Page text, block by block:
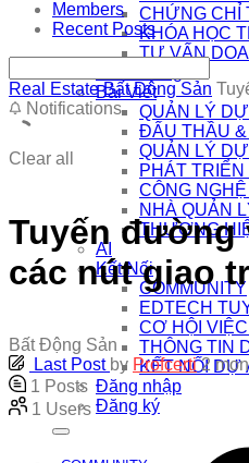
CHỨNG CHỈ
KHÓA HỌC
TƯ VẤN
Bài Viết
QUẢN LÝ
ĐẤU THẦU
QUẢN LÝ
PHÁT
CÔNG NGHỆ
NHÀ QUẢN
THƯƠNG
AI
Kết Nối
COMMUNITY
EDTECH
CƠ HỘI
THÔNG TIN
KẾT NỐI DỰ
Đăng nhập
Đăng ký
Members
Recent Posts
Real Estate Bất Động Sản
Notifications
Clear all
Tuyến đường
các nút giao
Bất Động Sản
Last Post by Profcerti 2
1 Posts
1 Users